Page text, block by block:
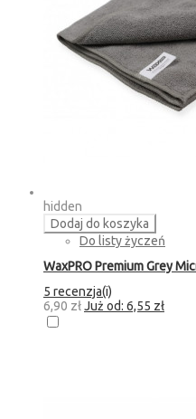
hidden
Dodaj do koszyka
Do listy życzeń
WaxPRO Premium Grey
5 recenzja(i)
6,90 złJuż od: 6,55 zł